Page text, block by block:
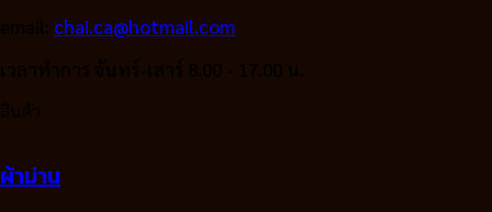
chai.ca@hotmail.com
ผ้าม่าน